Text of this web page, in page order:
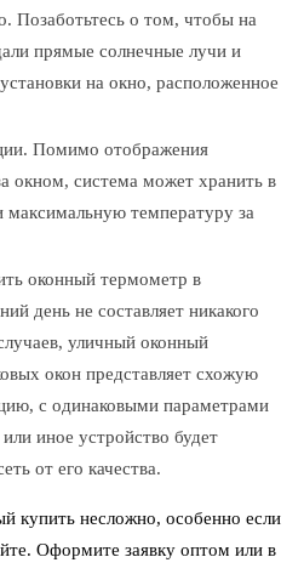
Позаботьтесь о том, чтобы на
прямые солнечные лучи и
на окно, расположенное
Помимо отображения
окном, система может хранить в
температуру за
оконный термометр в
день не составляет никакого
уличный оконный
окон представляет схожую
с одинаковыми параметрами
иное устройство будет
от его качества.
купить несложно, особенно если
Оформите заявку оптом или в